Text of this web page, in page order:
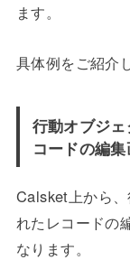
ます。
具体例をご紹介
行動オブジ
コードの編
Calsket上から、
れたレコードの
なります。